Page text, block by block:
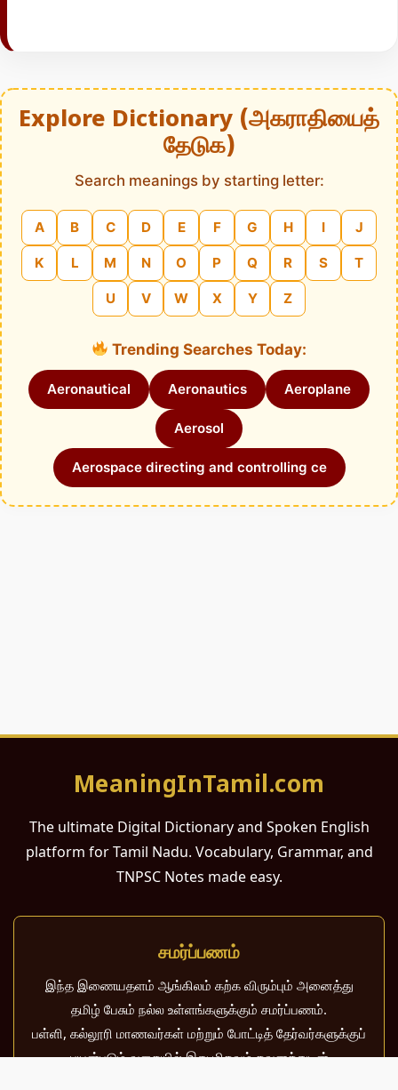
Explore Dictionary (அகராதியைத்
தேடுக)
Search meanings by starting letter:
A B C D E F G H I J
K L M N O P Q R S T
U V W X Y Z
Trending Searches Today:
Aeronautical Aeronautics Aeroplane
Aerosol
Aerospace directing and controlling ce
MeaningInTamil.com
The ultimate Digital Dictionary and Spoken English
platform for Tamil Nadu. Vocabulary, Grammar, and
TNPSC Notes made easy.
சமர்ப்பணம்
இந்த இணையதளம் ஆங்கிலம் கற்க விரும்பும் அனைத்து
தமிழ் பேசும் நல்ல உள்ளங்களுக்கும் சமர்ப்பணம்.
பள்ளி, கல்லூரி மாணவர்கள் மற்றும் போட்டித் தேர்வர்களுக்குப்
பயன்படும் வகையில் இது மிகவும் கவனத்துடன்